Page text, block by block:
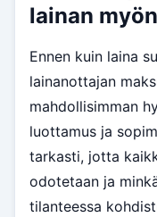
lainan
Ennen kuin laina
lainanottajan
mahdollisimman
luottamus ja
tarkasti, jotta
odotetaan ja
tilanteessa